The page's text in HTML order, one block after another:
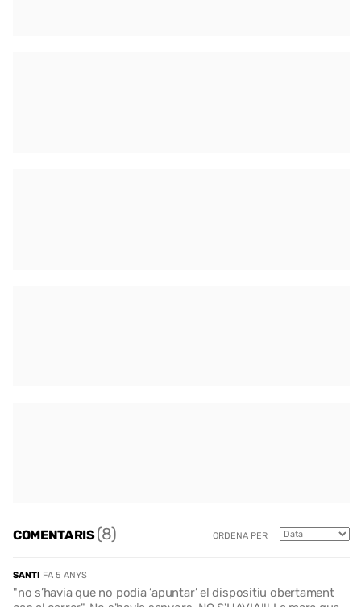
COMENTARIS(8) ORDENA PER
SANTI FA 5 ANYS
"no s’havia que no podia ‘apuntar’ el dispositiu obertament